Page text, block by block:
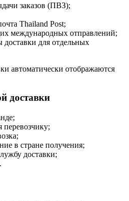
заказов (ПВЗ);
Thailand Post;
международных отправлений;
для отдельных
автоматически отображаются
доставки
перевозчику;
в стране получения;
доставки;